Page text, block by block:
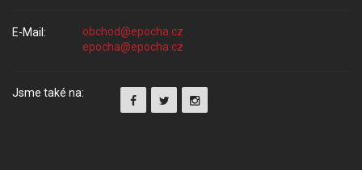
E-Mail:
Jsme také na: